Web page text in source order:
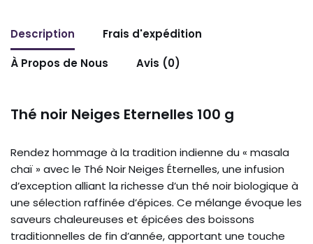
Description
Frais d'expédition
À Propos de Nous
Avis (0)
Thé noir Neiges Eternelles 100 g
Rendez hommage à la tradition indienne du « masala
chaï » avec le Thé Noir Neiges Éternelles, une infusion
d’exception alliant la richesse d’un thé noir biologique à
une sélection raffinée d’épices. Ce mélange évoque les
saveurs chaleureuses et épicées des boissons
traditionnelles de fin d’année, apportant une touche